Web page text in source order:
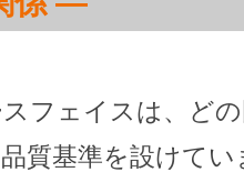
スフェイスは、ど
質基準を設けて